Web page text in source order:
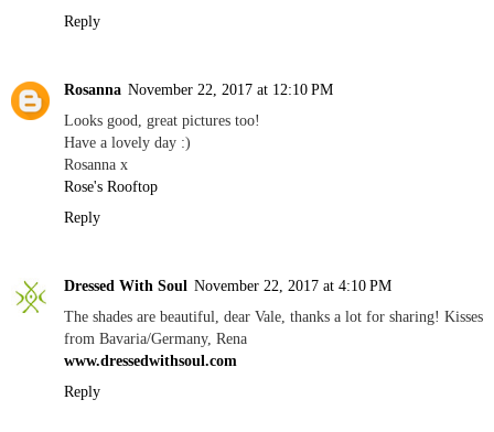
Reply
Rosanna November 22, 2017 at 12:10 PM
Looks good, great pictures too!
Have a lovely day :)
Rosanna x
Rose's Rooftop
Reply
Dressed With Soul November 22, 2017 at 4:10 PM
The shades are beautiful, dear Vale, thanks a lot for sharing! Kisses
from Bavaria/Germany, Rena
www.dressedwithsoul.com
Reply